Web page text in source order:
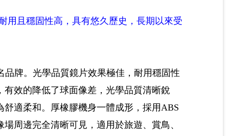
用且穩固性高，具有悠久歷史，長期以來受
品牌。光學品質鏡片效果極佳，耐用穩固性
效的降低了球面像差，光學品質清晰銳
適柔和。厚橡膠機身一體成形，採用ABS
周邊完全清晰可見，適用於旅遊、賞鳥、